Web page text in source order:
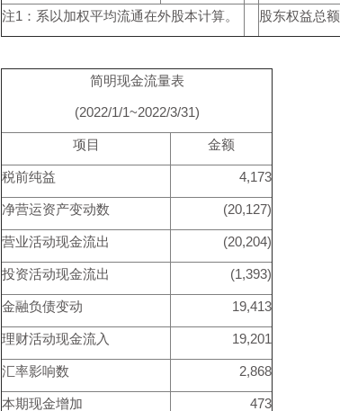
注1：系以加权平均流通在外股本计算。 股东权益总额
简明现金流量表
(2022/1/1~2022/3/31)
项目 金额
税前纯益 4,173
净营运资产变动数 (20,127)
营业活动现金流出 (20,204)
投资活动现金流出 (1,393)
金融负债变动 19,413
理财活动现金流入 19,201
汇率影响数 2,868
本期现金增加 473